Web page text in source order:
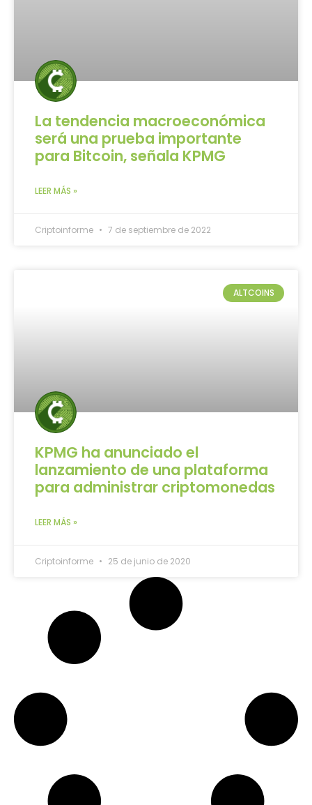
La tendencia macroeconómica
será una prueba importante
para Bitcoin, señala KPMG
LEER MÁS »
Criptoinforme 7 de septiembre de 2022
ALTCOINS
KPMG ha anunciado el
lanzamiento de una plataforma
para administrar criptomonedas
LEER MÁS »
Criptoinforme 25 de junio de 2020